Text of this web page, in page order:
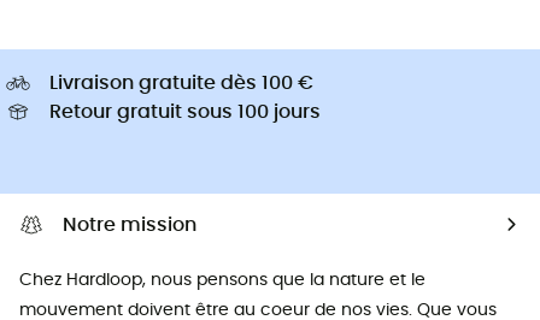
Livraison gratuite dès 100 €
Retour gratuit sous 100 jours
Notre mission
Chez Hardloop, nous pensons que la nature et le
mouvement doivent être au coeur de nos vies. Que vous